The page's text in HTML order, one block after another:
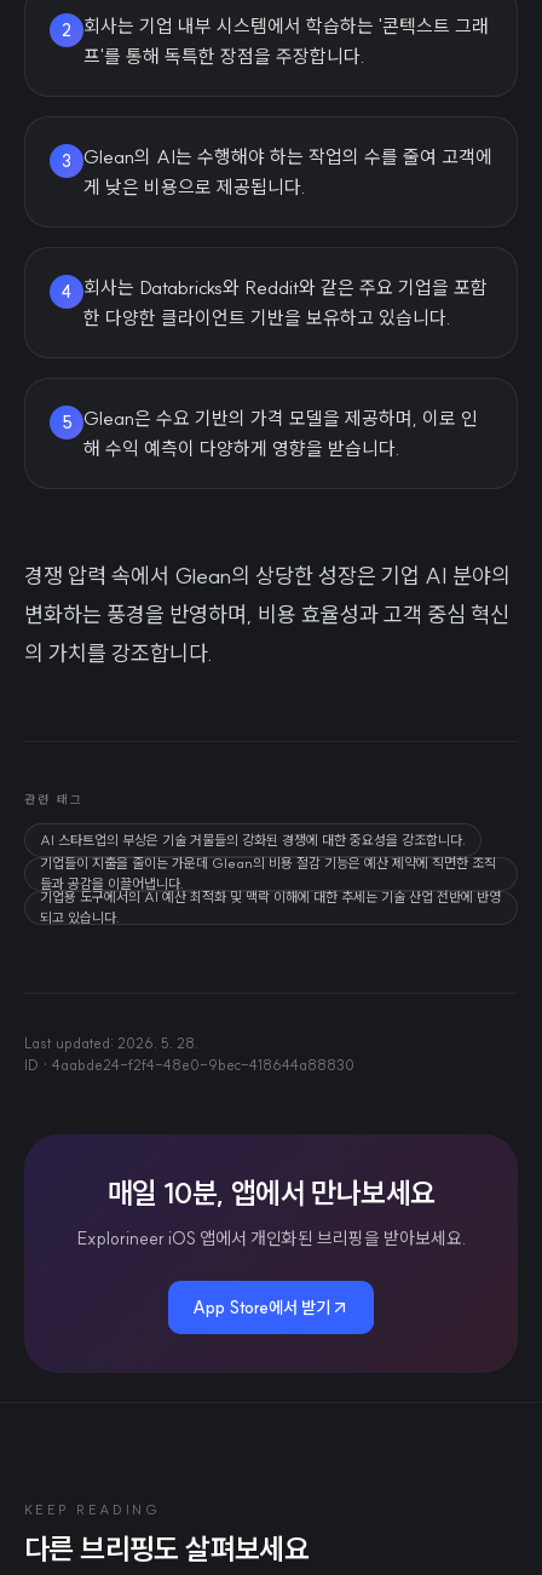
2
회사는 기업 내부 시스템에서 학습하는 '콘텍스트 그래
프'를 통해 독특한 장점을 주장합니다.
3
Glean의 AI는 수행해야 하는 작업의 수를 줄여 고객에
게 낮은 비용으로 제공됩니다.
4
회사는 Databricks와 Reddit와 같은 주요 기업을 포함
한 다양한 클라이언트 기반을 보유하고 있습니다.
5
Glean은 수요 기반의 가격 모델을 제공하며, 이로 인
해 수익 예측이 다양하게 영향을 받습니다.
경쟁 압력 속에서 Glean의 상당한 성장은 기업 AI 분야의
변화하는 풍경을 반영하며, 비용 효율성과 고객 중심 혁신
의 가치를 강조합니다.
관련 태그
AI 스타트업의 부상은 기술 거물들의 강화된 경쟁에 대한 중요성을 강조합니다.
기업들이 지출을 줄이는 가운데 Glean의 비용 절감 기능은 예산 제약에 직면한 조직
들과 공감을 이끌어냅니다.
기업용 도구에서의 AI 예산 최적화 및 맥락 이해에 대한 추세는 기술 산업 전반에 반영
되고 있습니다.
Last updated: 2026. 5. 28.
ID · 4aabde24-f2f4-48e0-9bec-418644a88830
매일 10분, 앱에서 만나보세요
Explorineer iOS 앱에서 개인화된 브리핑을 받아보세요.
App Store에서 받기
KEEP READING
다른 브리핑도 살펴보세요